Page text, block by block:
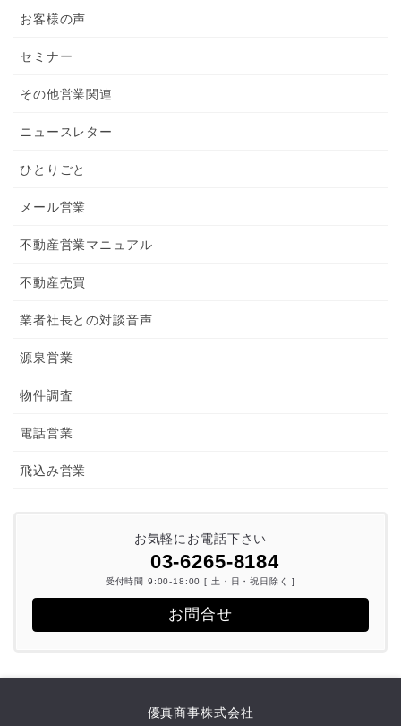
お客様の声
セミナー
その他営業関連
ニュースレター
ひとりごと
メール営業
不動産営業マニュアル
不動産売買
業者社長との対談音声
源泉営業
物件調査
電話営業
飛込み営業
お気軽にお電話下さい
03-6265-8184
受付時間 9:00-18:00 [ 土・日・祝日除く ]
お問合せ
優真商事株式会社